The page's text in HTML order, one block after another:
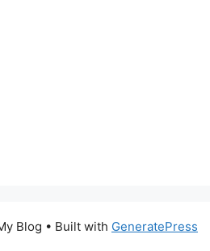
Blog • Built with GeneratePress